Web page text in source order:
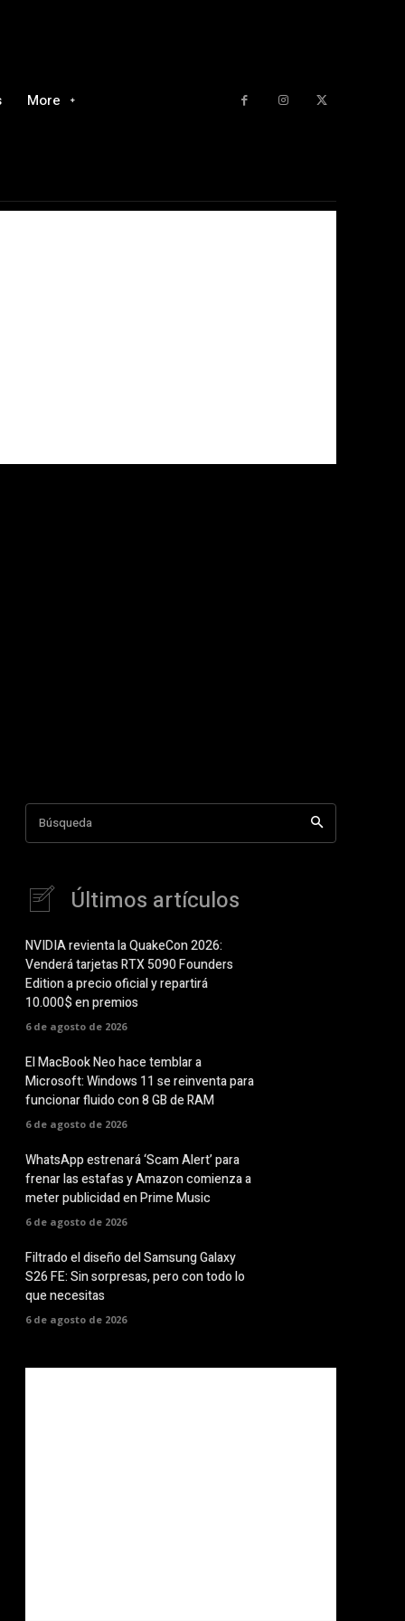
More
Búsqueda
Últimos artículos
NVIDIA revienta la QuakeCon 2026:
Venderá tarjetas RTX 5090 Founders
Edition a precio oficial y repartirá
10.000$ en premios
6 de agosto de 2026
El MacBook Neo hace temblar a
Microsoft: Windows 11 se reinventa para
funcionar fluido con 8 GB de RAM
6 de agosto de 2026
WhatsApp estrenará ‘Scam Alert’ para
frenar las estafas y Amazon comienza a
meter publicidad en Prime Music
6 de agosto de 2026
Filtrado el diseño del Samsung Galaxy
S26 FE: Sin sorpresas, pero con todo lo
que necesitas
6 de agosto de 2026